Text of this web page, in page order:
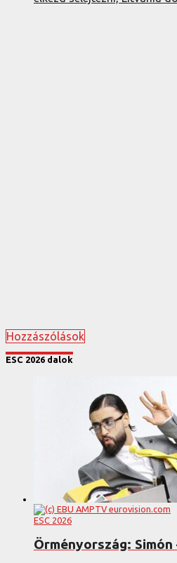
Hozzászólások
ESC 2026 dalok
ESC 2026
Örményország: Simón